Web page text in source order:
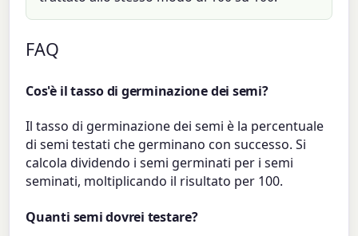
FAQ
Cos'è il tasso di germinazione dei semi?
Il tasso di germinazione dei semi è la percentuale
di semi testati che germinano con successo. Si
calcola dividendo i semi germinati per i semi
seminati, moltiplicando il risultato per 100.
Quanti semi dovrei testare?